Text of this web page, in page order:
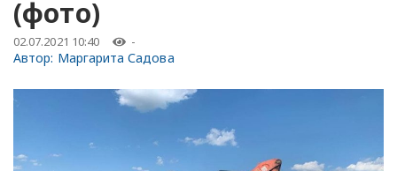
(фото)
02.07.2021 10:40 -
Автор: Маргарита Садова